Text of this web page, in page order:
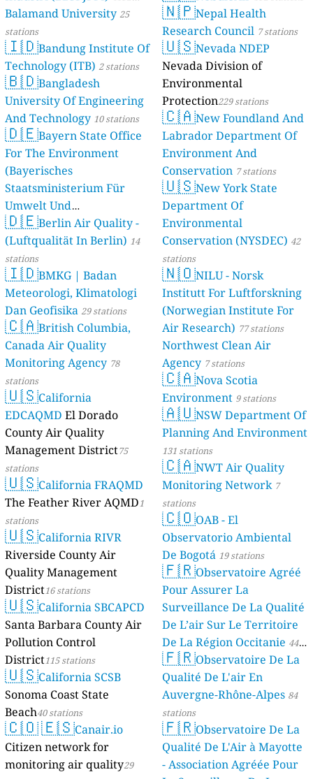
stations
Balamand University25
stations
🇮🇩Bandung Institute Of
Technology (ITB) 2 stations
🇧🇩Bangladesh
University Of Engineering
And Technology 10 stations
🇩🇪Bayern State Office
For The Environment
(Bayerisches
Staatsministerium Für
Umwelt Und
Verbraucherschutz) - LfU
46 stations
🇩🇪Berlin Air Quality -
(Luftqualität In Berlin) 14
stations
🇮🇩BMKG | Badan
Meteorologi, Klimatologi
Dan Geofisika 29 stations
🇨🇦British Columbia,
Canada Air Quality
Monitoring Agency 78
stations
🇺🇸California
EDCAQMD El Dorado
County Air Quality
Management District75
stations
🇺🇸California FRAQMD
The Feather River AQMD1
stations
🇺🇸California RIVR
Riverside County Air
Quality Management
District16 stations
🇺🇸California SBCAPCD
Santa Barbara County Air
Pollution Control
District115 stations
🇺🇸California SCSB
Sonoma Coast State
Beach40 stations
🇨🇴🇪🇸Canair.io
Citizen network for
monitoring air quality29
🇳🇵Nepal Health
Research Council 7 stations
🇺🇸Nevada NDEP
Nevada Division of
Environmental
Protection229 stations
🇨🇦New Foundland And
Labrador Department Of
Environment And
Conservation 7 stations
🇺🇸New York State
Department Of
Environmental
Conservation (NYSDEC) 42
stations
🇳🇴NILU - Norsk
Institutt For Luftforskning
(Norwegian Institute For
Air Research) 77 stations
Northwest Clean Air
Agency 7 stations
🇨🇦Nova Scotia
Environment 9 stations
🇦🇺NSW Department Of
Planning And Environment
131 stations
🇨🇦NWT Air Quality
Monitoring Network 7
stations
🇨🇴OAB - El
Observatorio Ambiental
De Bogotá 19 stations
🇫🇷Observatoire Agréé
Pour Assurer La
Surveillance De La Qualité
De L’air Sur Le Territoire
De La Région Occitanie 44
stations
🇫🇷Observatoire De La
Qualité De L'air En
Auvergne-Rhône-Alpes 84
stations
🇫🇷Observatoire De La
Qualité De L'Air à Mayotte
- Association Agréée Pour